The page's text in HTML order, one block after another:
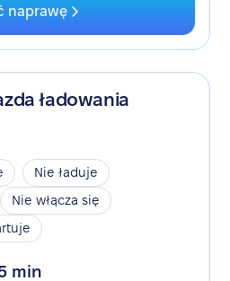
naprawę
ładowania
Nie ładuje
Nie włącza się
min